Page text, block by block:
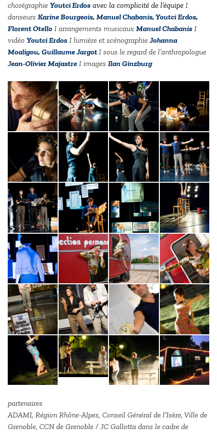
chorégraphie Youtci Erdos avec la complicité de l’équipe I
danseurs Karine Bourgeois, Manuel Chabanis, Youtci Erdos,
Florent Otello I arrangements musicaux Manuel Chabanis I
vidéo YoutciErdos I lumière et scénographie Johanna
Moaligou, Guillaume JargotI sous le regard de l’anthropologue
Jean-Olivier Majastre I images Ilan Ginzburg
partenaires
ADAMI, Région Rhône-Alpes, Conseil Général de l’Isère, Ville de
Grenoble, CCN de Grenoble / JC Gallotta dans le cadre de